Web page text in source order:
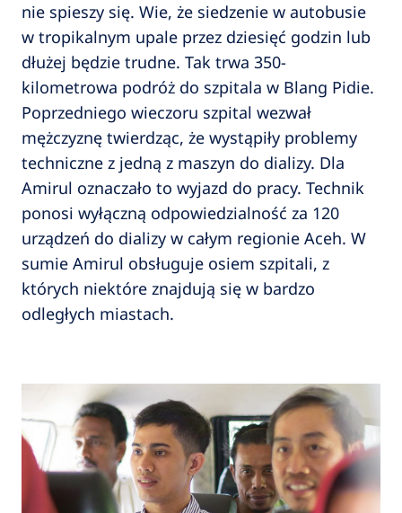
nie spieszy się. Wie, że siedzenie w autobusie
w tropikalnym upale przez dziesięć godzin lub
dłużej będzie trudne. Tak trwa 350-
kilometrowa podróż do szpitala w Blang Pidie.
Poprzedniego wieczoru szpital wezwał
mężczyznę twierdząc, że ​​wystąpiły problemy
techniczne z jedną z maszyn do dializy. Dla
Amirul oznaczało to wyjazd do pracy. Technik
ponosi wyłączną odpowiedzialność za 120
urządzeń do dializy w całym regionie Aceh. W
sumie Amirul obsługuje osiem szpitali, z
których niektóre znajdują się w bardzo
odległych miastach.